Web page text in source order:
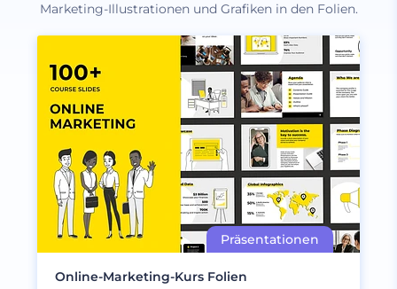
Marketing-Illustrationen und Grafiken in den Folien.
Online-Marketing-Kurs Folien